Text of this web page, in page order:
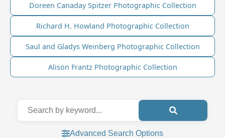
Doreen Canaday Spitzer Photographic Collection
Richard H. Howland Photographic Collection
Saul and Gladys Weinberg Photographic Collection
Alison Frantz Photographic Collection
Advanced Search Options